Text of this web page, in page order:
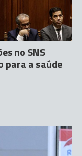
no SNS
para a saúde